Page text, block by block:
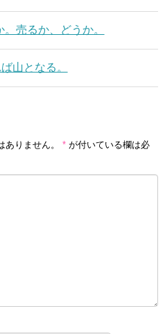
売るか、どうか。
山となる。
りません。 * が付いている欄は必